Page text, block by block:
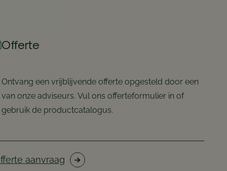
Offerte
Ontvang een vrijblijvende offerte opgesteld door een
van onze adviseurs. Vul ons offerteformulier in of
gebruik de productcatalogus.
aanvraag